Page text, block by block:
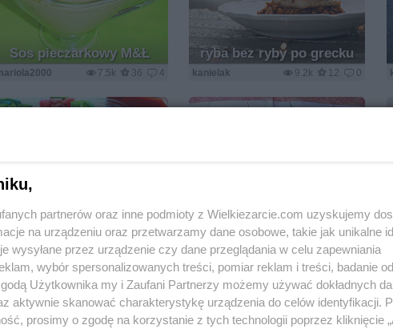
Sos pieczarkowy M&Ł
7.5k 36 4
ryba bez ryby po grecku
9.2k 12 0
kanielak
pomidorowo-paprykowy
9.6k 26 10
ostro
9.1k 33 7
Lea2
partnerów oraz inne podmioty z Wielkiezarcie.com uzyskujemy
na urządzeniu oraz przetwarzamy dane osobowe, takie jak unikalne
wysyłane przez urządzenie czy dane przeglądania w celu zapewniania
wybór spersonalizowanych treści, pomiar reklam i treści, badanie
Użytkownika my i Zaufani Partnerzy możemy używać dokładnych
aktywnie skanować charakterystykę urządzenia do celów identyfikacji.
prosimy o zgodę na korzystanie z tych technologii poprzez kliknięcie